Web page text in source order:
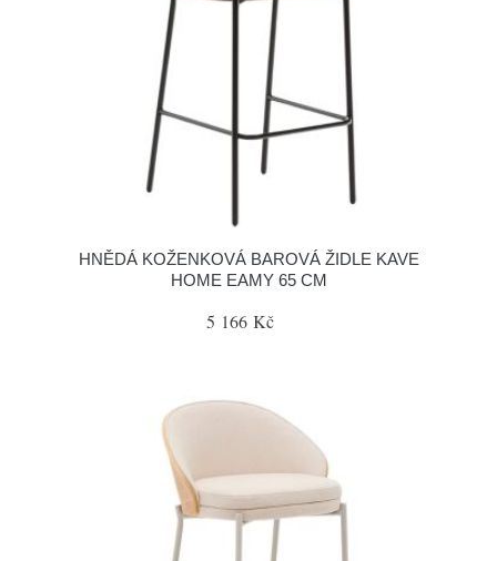
HNĚDÁ KOŽENKOVÁ BAROVÁ ŽIDLE KAVE
HOME EAMY 65 CM
5 166 Kč